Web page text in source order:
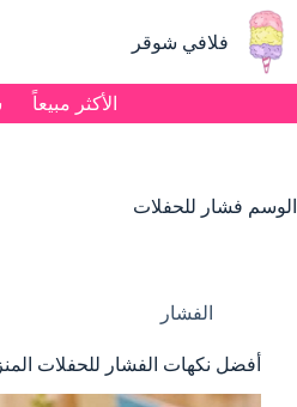
التجاوز
إلى
المحتوى
فلافي شوقر
الأكثر مبيعاً
الوسم فشار للحفلات
الفشار
أفضل نكهات الفشار للحفلات